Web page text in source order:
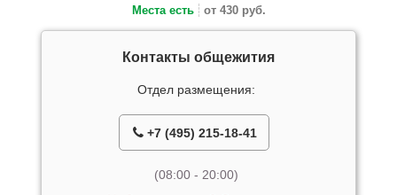
Места есть от 430 руб.
Контакты общежития
Отдел размещения:
+7 (495) 215-18-41
(08:00 - 20:00)